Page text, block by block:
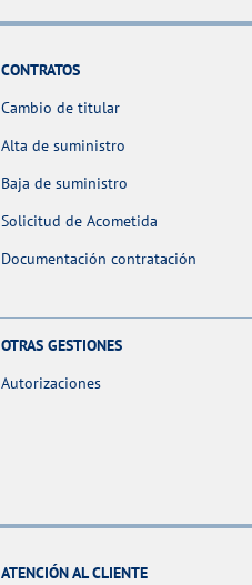
CONTRATOS
Cambio de titular
Alta de suministro
Baja de suministro
Solicitud de Acometida
Documentación contratación
OTRAS GESTIONES
Autorizaciones
ATENCIÓN AL CLIENTE